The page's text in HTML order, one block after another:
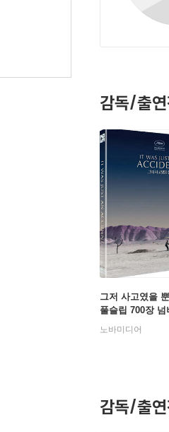
감독/출
그저 사고였을
풀슬립 700장 넘
노바미디어
감독/출